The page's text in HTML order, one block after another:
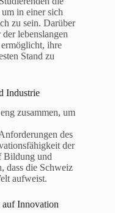
in einer sich
zu sein. Darüber
lebenslangen
ihre
Stand zu
Industrie
zusammen, um
des
der
Bildung und
dass die Schweiz
aufweist.
Innovation